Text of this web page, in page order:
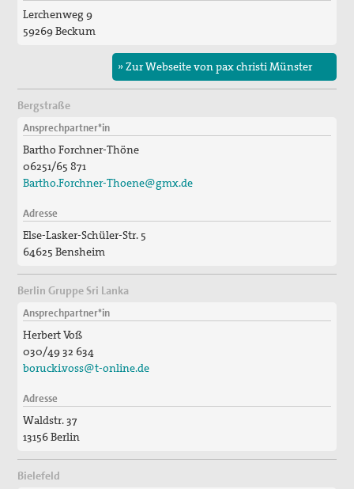
Lerchenweg 9
59269 Beckum
» Zur Webseite von pax christi Münster
Bergstraße
Ansprechpartner*in
Bartho Forchner-Thöne
06251/65 871
Bartho.Forchner-Thoene@gmx.de
Adresse
Else-Lasker-Schüler-Str. 5
64625 Bensheim
Berlin Gruppe Sri Lanka
Ansprechpartner*in
Herbert Voß
030/49 32 634
borucki.voss@t-online.de
Adresse
Waldstr. 37
13156 Berlin
Bielefeld